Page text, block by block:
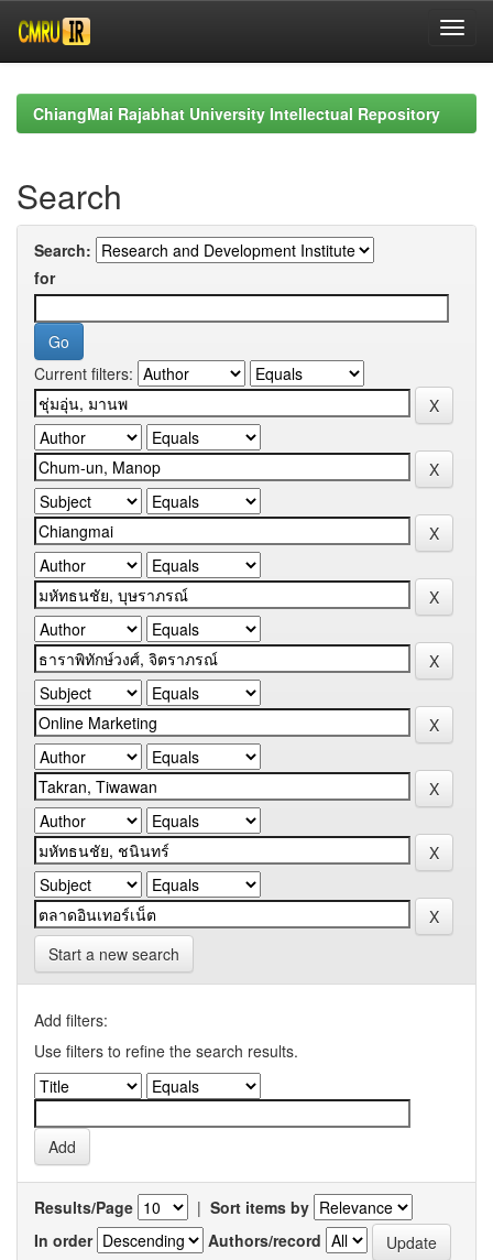
navigationChiangMai Rajabhat University Intellectual Repository
Search
Search:
for
Current filters:
Start a new search
Add filters:
Use filters to refine the search results.
Results/Page | Sort items by
In order
Authors/record